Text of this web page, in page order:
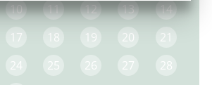
10 11 12 13
14
17 18 19 20
21
24 25 26 27
28